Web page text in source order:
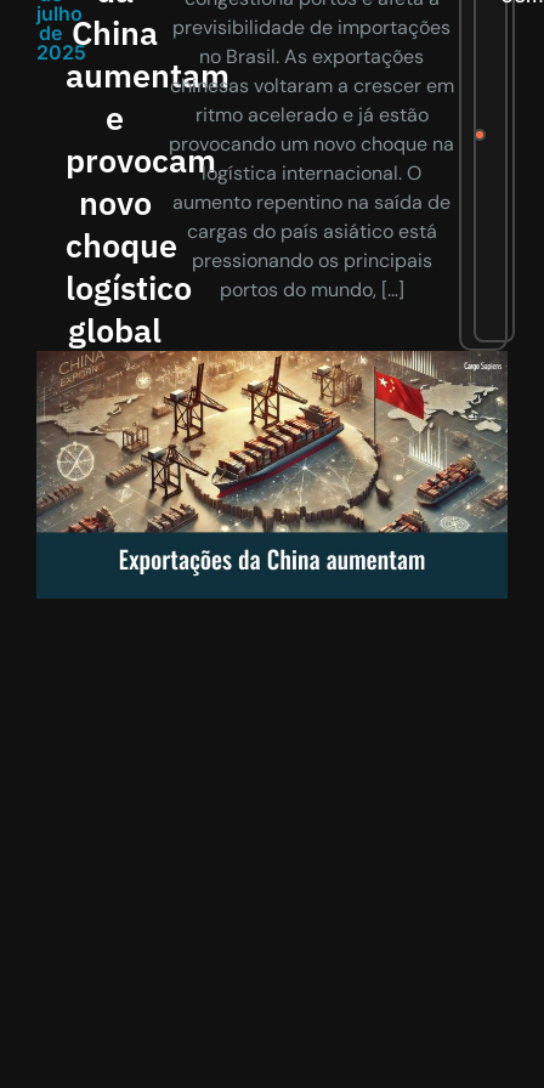
julho
de
2025China
aumentam
e
provocam
novo
choque
logístico
global
previsibilidade de importações
no Brasil. As exportações
chinesas voltaram a crescer em
ritmo acelerado e já estão
provocando um novo choque na
logística internacional. O
aumento repentino na saída de
cargas do país asiático está
pressionando os principais
portos do mundo, […]